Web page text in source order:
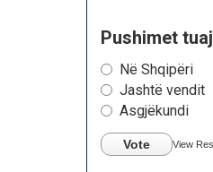
Pushimet
Në Shqipëri
Jashtë vendit
Asgjëkundi
Vote View